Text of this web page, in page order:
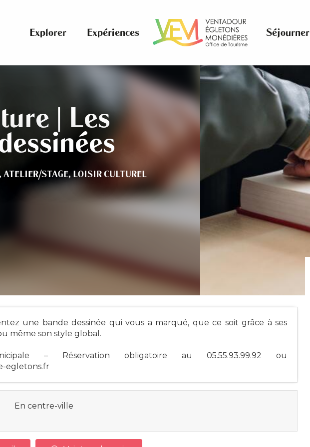
Explorer
Expériences Séjourner
| Les
ATELIER/STAGE, LOISIR CULTUREL
une bande dessinée qui vous a marqué, que ce soit grâce à ses
même son style global.
– Réservation obligatoire au 05.55.93.99.92 ou
egletons.fr
En centre-ville